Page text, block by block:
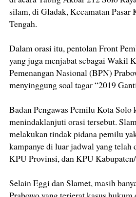
silam, di Gladak, Kecamatan Pasar
Tengah.
Dalam orasi itu, pentolan Front
yang juga menjabat sebagai Wakil
Pemenangan Nasional (BPN)
menyinggung soal tagar “2019
Badan Pengawas Pemilu Kota Solo
menindaklanjuti orasi tersebut.
melakukan tindak pidana pemilu
kampanye di luar jadwal yang telah
KPU Provinsi, dan KPU
Selain Eggi dan Slamet, masih